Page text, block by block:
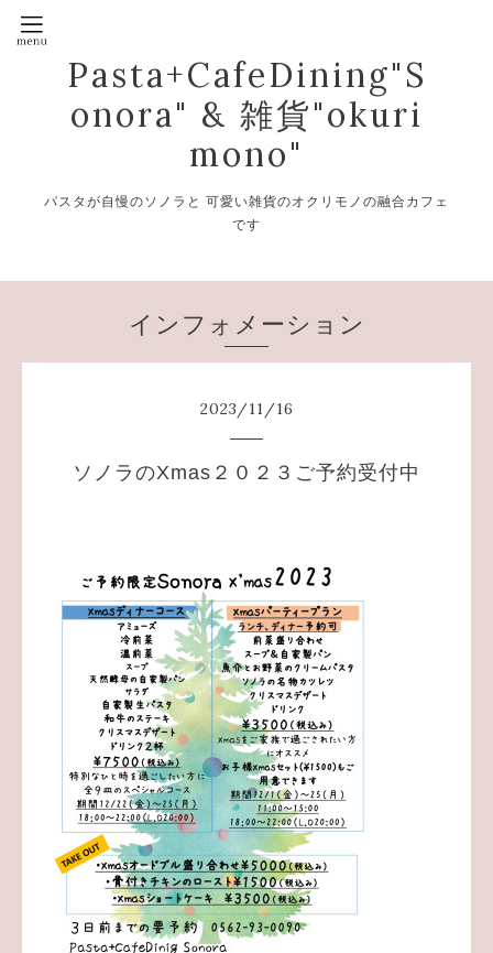
Pasta+CafeDining"S
onora" & 雑貨"okuri
mono"
パスタが自慢のソノラと 可愛い雑貨のオクリモノの融合カフェ
です
インフォメーション
2023/11/16
ソノラのXmas２０２３ご予約受付中